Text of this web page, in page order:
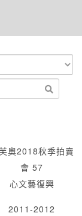
奧2018秋季拍賣
會 57
心文藝復興
2011-2012